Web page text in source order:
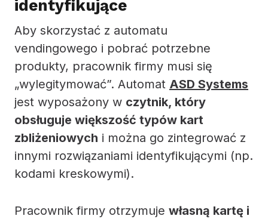
identyfikujące
Aby skorzystać z automatu
vendingowego i pobrać potrzebne
produkty, pracownik firmy musi się
„wylegitymować”. Automat ASD Systems
jest wyposażony w czytnik, który
obsługuje większość typów kart
zbliżeniowych i można go zintegrować z
innymi rozwiązaniami identyfikującymi (np.
kodami kreskowymi).
Pracownik firmy otrzymuje własną kartę i